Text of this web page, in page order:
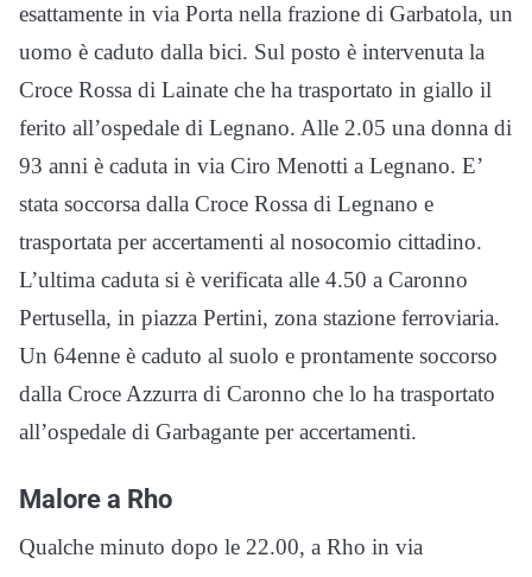
esattamente in via Porta nella frazione di Garbatola, un
uomo è caduto dalla bici. Sul posto è intervenuta la
Croce Rossa di Lainate che ha trasportato in giallo il
ferito all’ospedale di Legnano. Alle 2.05 una donna di
93 anni è caduta in via Ciro Menotti a Legnano. E’
stata soccorsa dalla Croce Rossa di Legnano e
trasportata per accertamenti al nosocomio cittadino.
L’ultima caduta si è verificata alle 4.50 a Caronno
Pertusella, in piazza Pertini, zona stazione ferroviaria.
Un 64enne è caduto al suolo e prontamente soccorso
dalla Croce Azzurra di Caronno che lo ha trasportato
all’ospedale di Garbagante per accertamenti.
Malore a Rho
Qualche minuto dopo le 22.00, a Rho in via